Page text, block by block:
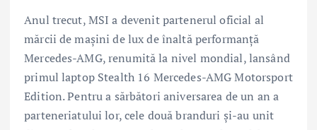
Anul trecut, MSI a devenit partenerul oficial al
mărcii de mașini de lux de înaltă performanță
Mercedes-AMG, renumită la nivel mondial, lansând
primul laptop Stealth 16 Mercedes-AMG Motorsport
Edition. Pentru a sărbători aniversarea de un an a
parteneriatului lor, cele două branduri și-au unit